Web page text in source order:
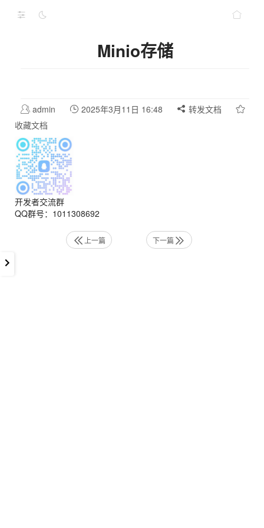
Minio存储
admin 2025年3月11日 16:48
转发文档
收藏文档
开发者交流群
QQ群号：1011308692
上一篇 下一篇